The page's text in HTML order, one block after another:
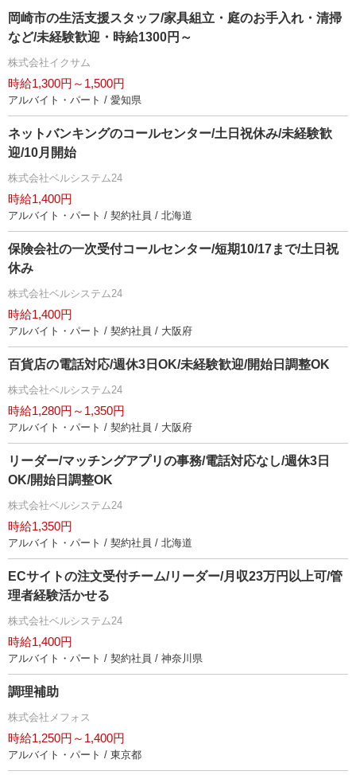
岡崎市の生活支援スタッフ/家具組立・庭のお手入れ・清掃
など/未経験歓迎・時給1300円～
株式会社イクサム
時給1,300円～1,500円
アルバイト・パート / 愛知県
ネットバンキングのコールセンター/土日祝休み/未経験歓
迎/10月開始
株式会社ベルシステム24
時給1,400円
アルバイト・パート / 契約社員 / 北海道
保険会社の一次受付コールセンター/短期10/17まで/土日祝
休み
株式会社ベルシステム24
時給1,400円
アルバイト・パート / 契約社員 / 大阪府
百貨店の電話対応/週休3日OK/未経験歓迎/開始日調整OK
株式会社ベルシステム24
時給1,280円～1,350円
アルバイト・パート / 契約社員 / 大阪府
リーダー/マッチングアプリの事務/電話対応なし/週休3日
OK/開始日調整OK
株式会社ベルシステム24
時給1,350円
アルバイト・パート / 契約社員 / 北海道
ECサイトの注文受付チーム/リーダー/月収23万円以上可/管
理者経験活かせる
株式会社ベルシステム24
時給1,400円
アルバイト・パート / 契約社員 / 神奈川県
調理補助
株式会社メフォス
時給1,250円～1,400円
アルバイト・パート / 東京都